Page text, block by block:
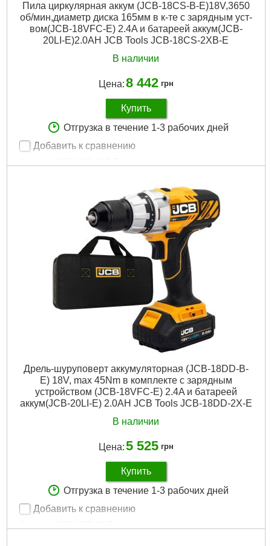
Пила циркулярная аккум (JCB-18CS-B-E)18V,3650
об/мин,диаметр диска 165мм в к-те с зарядным уст-
вом(JCB-18VFC-E) 2.4A и батареей аккум(JCB-
20LI-E)2.0AH JCB Tools JCB-18CS-2XB-E
В наличии
Цена:8 442 грн
Купить
Отгрузка в течение 1-3 рабочих дней
Добавить к сравнению
Подробнее...
Дрель-шуруповерт аккумуляторная (JCB-18DD-B-
E) 18V, max 45Nm в комплекте с зарядным
устройством (JCB-18VFC-E) 2.4A и батареей
аккум(JCB-20LI-E) 2.0AH JCB Tools JCB-18DD-2X-E
В наличии
Цена:5 525 грн
Купить
Отгрузка в течение 1-3 рабочих дней
Добавить к сравнению